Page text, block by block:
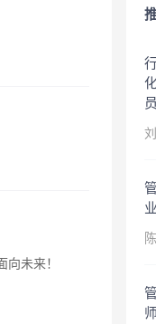
未来！
员